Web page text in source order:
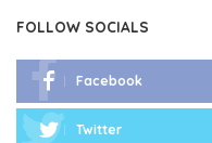
FOLLOW SOCIALS
Facebook
Twitter